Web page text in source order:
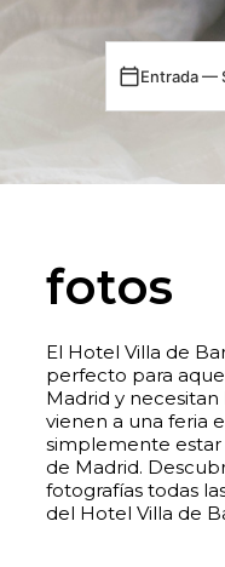
Entrada —
fotos
El Hotel Villa de
perfecto para
Madrid y
vienen a una feria
simplemente
de Madrid.
fotografías todas
del Hotel Villa de